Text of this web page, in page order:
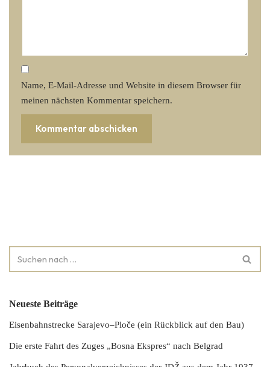
Name, E-Mail-Adresse und Website in diesem Browser für
meinen nächsten Kommentar speichern.
Neueste Beiträge
Eisenbahnstrecke Sarajevo–Ploče (ein Rückblick auf den Bau)
Die erste Fahrt des Zuges „Bosna Ekspres“ nach Belgrad